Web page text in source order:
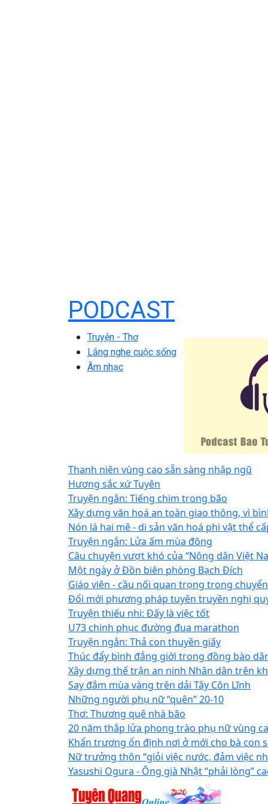
PODCAST
Truyện - Thơ
Lắng nghe cuộc sống
Âm nhạc
Thanh niên vùng cao sẵn sàng nhập ngũ
Hương sắc xứ Tuyên
Truyện ngắn: Tiếng chim trong bão
Xây dựng văn hoá an toàn giao thông, vì
Nón lá hai mê - di sản văn hoá phi vật thể
Truyện ngắn: Lửa ấm mùa đông
Câu chuyện vượt khó của “Nông dân Việt
Một ngày ở Đồn biên phòng Bạch Đích
Giáo viên - cầu nối quan trọng trong
Đổi mới phương pháp tuyên truyền nghị
Truyện thiếu nhi: Đấy là việc tốt
U73 chinh phục đường đua marathon
Truyện ngắn: Thả con thuyền giấy
Thúc đẩy bình đẳng giới trong đồng bào
Xây dựng thế trận an ninh Nhân dân trên
Say đắm mùa vàng trên dải Tây Côn Lĩnh
Những người phụ nữ “quên” 20-10
Thơ: Thương quê nhà bão
20 năm thắp lửa phong trào phụ nữ vùng
Khẩn trương ổn định nơi ở mới cho bà con
Nữ trưởng thôn “giỏi việc nước, đảm việc
Yasushi Ogura - Ông già Nhật “phải lòng”